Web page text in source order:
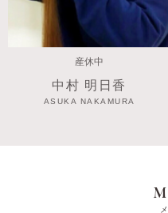
産休中
中村 明日香
ASUKA NAKAMURA